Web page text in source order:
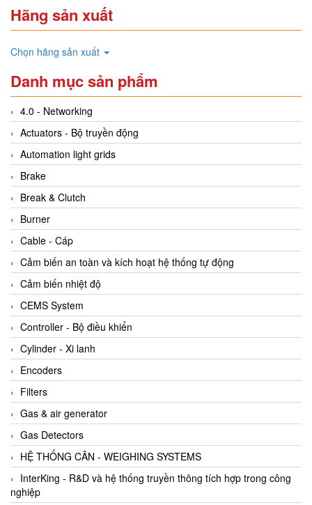
Hãng sản xuất
Chọn hãng sản xuất
Danh mục sản phẩm
4.0 - Networking
Actuators - Bộ truyền động
Automation light grids
Brake
Break & Clutch
Burner
Cable - Cáp
Cảm biến an toàn và kích hoạt hệ thống tự động
Cảm biến nhiệt độ
CEMS System
Controller - Bộ điều khiển
Cylinder - Xi lanh
Encoders
Filters
Gas & air generator
Gas Detectors
HỆ THỐNG CÂN - WEIGHING SYSTEMS
InterKing - R&D và hệ thống truyền thông tích hợp trong công
nghiệp